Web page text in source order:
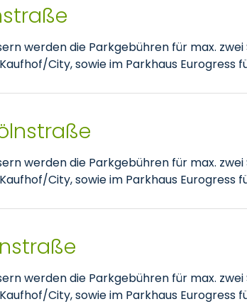
werden die Parkgebühren für max. zwei
City, sowie im Parkhaus Eurogress
werden die Parkgebühren für max. zwei
City, sowie im Parkhaus Eurogress
werden die Parkgebühren für max. zwei
City, sowie im Parkhaus Eurogress